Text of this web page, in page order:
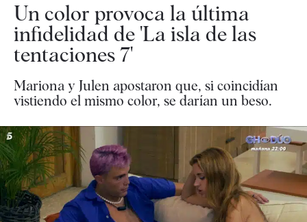
Un color provoca la última
infidelidad de 'La isla de las
tentaciones 7'
Mariona y Julen apostaron que, si coincidían
vistiendo el mismo color, se darían un beso.